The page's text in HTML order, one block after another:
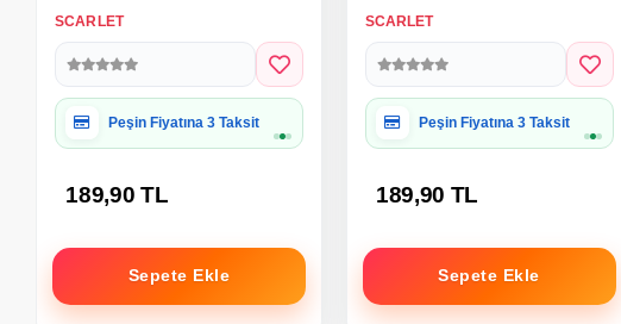
Kg.
SCARLET
Hediye Paketine Uygun
189,90 TL
Sepete Ekle
Renk 1 Kg.
SCARLET
Hediye Paketine Uygun
189,90 TL
Sepete Ekle